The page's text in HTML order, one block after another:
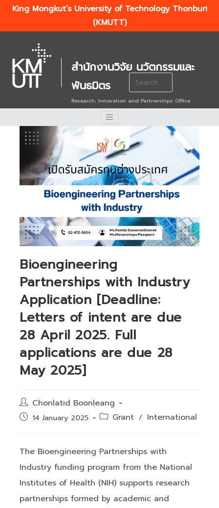
King Mongkut’s University of Technology Thonburi
(KMUTT)
สำนักงานวิจัย นวัตกรรมและ
พันธมิตร
Research, Innovation and Partnerships Office
Search
for:
Bioengineering
Partnerships with Industry
Application [Deadline:
Letters of intent are due
28 April 2025. Full
applications are due 28
May 2025]
Post
author:
Chonlatid Boonleang
Post14 January 2025
PostGrant / International
The Bioengineering Partnerships with
Industry funding program from the National
Institutes of Health (NIH) supports research
partnerships formed by academic and